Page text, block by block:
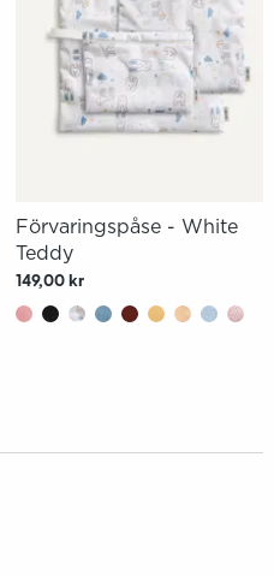
Förvaringspåse - White
Teddy
149,00 kr